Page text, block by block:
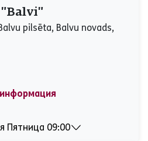
- 15:00
15:00
- 15:00pilsēta, Balvu novads,
Пятница 09:00